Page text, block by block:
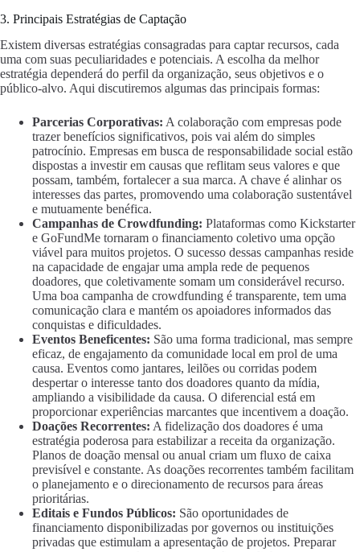
3. Principais Estratégias de Captação
Existem diversas estratégias consagradas para captar recursos, cada
uma com suas peculiaridades e potenciais. A escolha da melhor
estratégia dependerá do perfil da organização, seus objetivos e o
público-alvo. Aqui discutiremos algumas das principais formas:
Parcerias Corporativas: A colaboração com empresas pode
trazer benefícios significativos, pois vai além do simples
patrocínio. Empresas em busca de responsabilidade social estão
dispostas a investir em causas que reflitam seus valores e que
possam, também, fortalecer a sua marca. A chave é alinhar os
interesses das partes, promovendo uma colaboração sustentável
e mutuamente benéfica.
Campanhas de Crowdfunding: Plataformas como Kickstarter
e GoFundMe tornaram o financiamento coletivo uma opção
viável para muitos projetos. O sucesso dessas campanhas reside
na capacidade de engajar uma ampla rede de pequenos
doadores, que coletivamente somam um considerável recurso.
Uma boa campanha de crowdfunding é transparente, tem uma
comunicação clara e mantém os apoiadores informados das
conquistas e dificuldades.
Eventos Beneficentes: São uma forma tradicional, mas sempre
eficaz, de engajamento da comunidade local em prol de uma
causa. Eventos como jantares, leilões ou corridas podem
despertar o interesse tanto dos doadores quanto da mídia,
ampliando a visibilidade da causa. O diferencial está em
proporcionar experiências marcantes que incentivem a doação.
Doações Recorrentes: A fidelização dos doadores é uma
estratégia poderosa para estabilizar a receita da organização.
Planos de doação mensal ou anual criam um fluxo de caixa
previsível e constante. As doações recorrentes também facilitam
o planejamento e o direcionamento de recursos para áreas
prioritárias.
Editais e Fundos Públicos: São oportunidades de
financiamento disponibilizadas por governos ou instituições
privadas que estimulam a apresentação de projetos. Preparar